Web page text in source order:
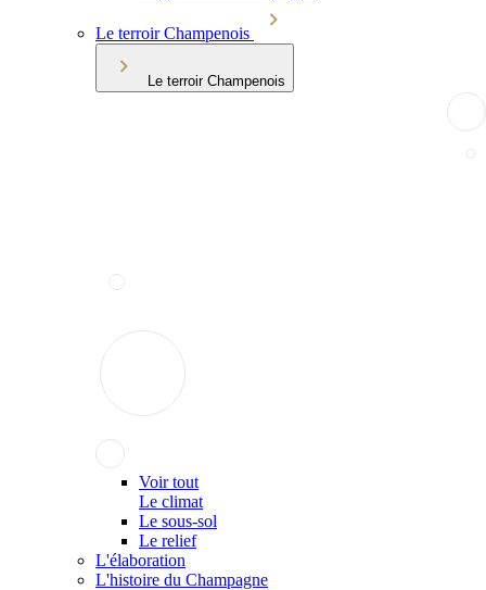
Le terroir Champenois
Le terroir Champenois
Voir tout
Le climat
Le sous-sol
Le relief
L'élaboration
L'histoire du Champagne